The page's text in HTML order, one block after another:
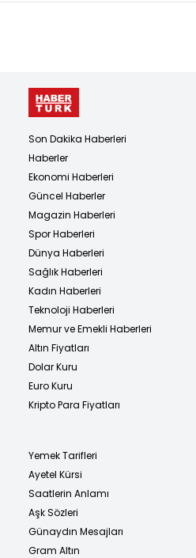
Son Dakika Haberleri
Haberler
Ekonomi Haberleri
Güncel Haberler
Magazin Haberleri
Spor Haberleri
Dünya Haberleri
Sağlık Haberleri
Kadın Haberleri
Teknoloji Haberleri
Memur ve Emekli Haberleri
Altın Fiyatları
Dolar Kuru
Euro Kuru
Kripto Para Fiyatları
Yemek Tarifleri
Ayetel Kürsi
Saatlerin Anlamı
Aşk Sözleri
Günaydın Mesajları
Gram Altın